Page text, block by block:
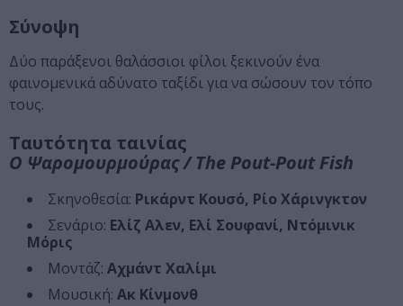
Σύνοψη
Δύο παράξενοι θαλάσσιοι φίλοι ξεκινούν ένα
φαινομενικά αδύνατο ταξίδι για να σώσουν τον τόπο
τους.
Ταυτότητα ταινίας
Ο Ψαρομουρμούρας / The Pout-Pout Fish
Σκηνοθεσία: Ρικάρντ Κουσό, Ρίο Χάρινγκτον
Σενάριο: Ελίζ Αλεν, Ελί Σουφανί, Ντόμινικ
Μόρις
Μοντάζ: Αχμάντ Χαλίμι
Μουσική: Ακ Κίνμονθ